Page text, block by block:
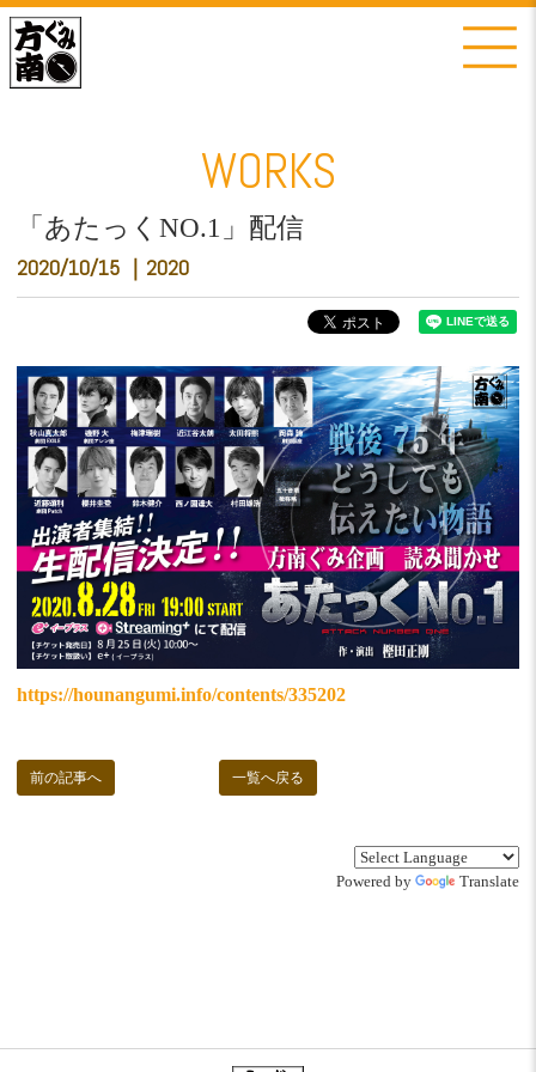
WORKS
「あたっくNO.1」配信
2020/10/15 2020
https://hounangumi.info/contents/335202
一覧へ戻る
前の記事へ
Powered by Translate